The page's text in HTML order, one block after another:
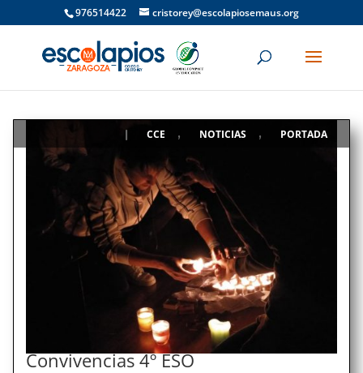
976514422 cristorey@escolapiosemaus.org
Convivencias 4º ESO
CCE , NOTICIAS , PORTADA